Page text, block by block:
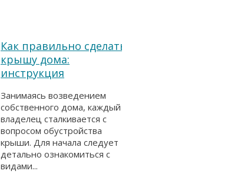
Как правильно сделать
крышу дома:
инструкция
Занимаясь возведением
собственного дома, каждый
владелец сталкивается с
вопросом обустройства
крыши. Для начала следует
детально ознакомиться с
видами...